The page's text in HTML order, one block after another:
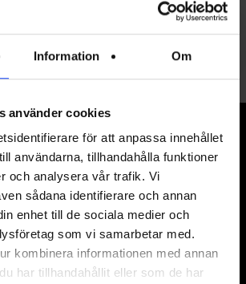
Information Om
använder cookies
för att anpassa innehållet
användarna, tillhandahålla funktioner
och analysera vår trafik. Vi
sådana identifierare och annan
enhet till de sociala medier och
som vi samarbetar med.
kombinera informationen med annan
har tillhandahållit eller som de har
vårt nyhetsbrev
kan du läsa hur vi hanterar